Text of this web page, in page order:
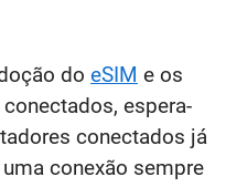
do eSIM e os
espera-
conectados já
conexão sempre